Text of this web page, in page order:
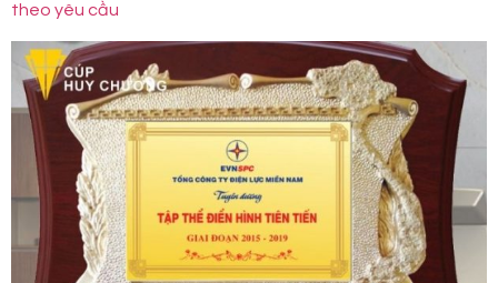
theo yêu cầu